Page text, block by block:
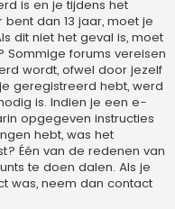
is en je tijdens het
dan 13 jaar, moet je
dit niet het geval is, moet
forums vereisen
wordt, ofwel door jezelf
geregistreerd hebt, werd
is. Indien je een e-
opgegeven instructies
hebt, was het
Één van de redenen van
te doen dalen. Als je
was, neem dan contact